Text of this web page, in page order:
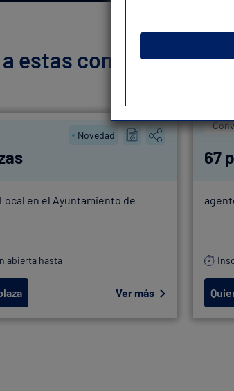
estas convocatorias
Novedad
en el Ayuntamiento de
abierta hasta
Ver más
67